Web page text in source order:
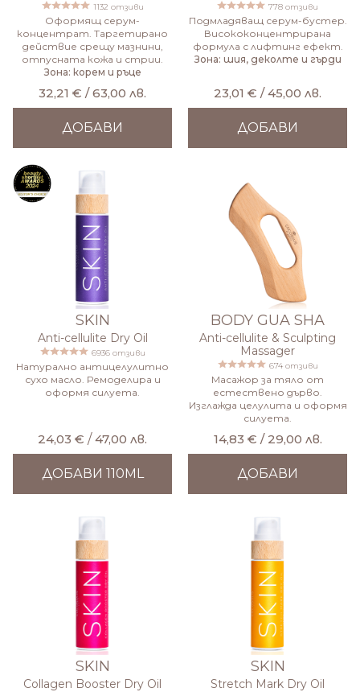
1132 отзиви
Оформящ серум-
концентрат. Таргетирано
действие срещу мазнини,
отпусната кожа и стрии.
Зона: корем и ръце
32,21 € / 63,00 лв.
ДОБАВИ
778 отзиви
Подмладяващ серум-бустер.
Висококонцентрирана
формула с лифтинг ефект.
Зона: шия, деколте и гърди
23,01 € / 45,00 лв.
ДОБАВИ
SKIN
Anti-cellulite Dry Oil
6936 отзиви
Натурално антицелулитно
сухо масло. Ремоделира и
оформя силуета.
24,03 € /47,00 лв.
ДОБАВИ 110ML
BODY GUA SHA
Anti-cellulite & Sculpting
Massager
674 отзиви
Масажор за тяло от
естествено дърво.
Изглажда целулита и оформя
силуета.
14,83 € / 29,00 лв.
ДОБАВИ
SKIN
Collagen Booster Dry Oil
SKIN
Stretch Mark Dry Oil